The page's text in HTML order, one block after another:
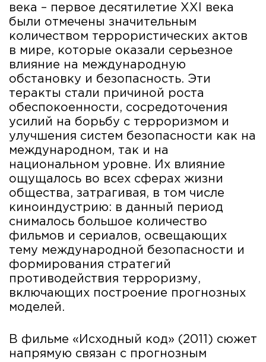
века – первое десятилетие XXI века
были отмечены значительным
количеством террористических актов
в мире, которые оказали серьезное
влияние на международную
обстановку и безопасность. Эти
теракты стали причиной роста
обеспокоенности, сосредоточения
усилий на борьбу с терроризмом и
улучшения систем безопасности как на
международном, так и на
национальном уровне. Их влияние
ощущалось во всех сферах жизни
общества, затрагивая, в том числе
киноиндустрию: в данный период
снималось большое количество
фильмов и сериалов, освещающих
тему международной безопасности и
формирования стратегий
противодействия терроризму,
включающих построение прогнозных
моделей.
В фильме «Исходный код» (2011) сюжет
напрямую связан с прогнозным